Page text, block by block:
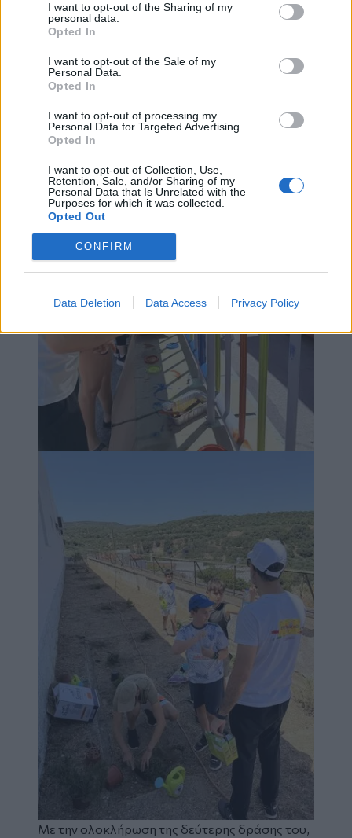
I want to opt-out of the Sharing of my
personal data.
Opted In
I want to opt-out of the Sale of my
Personal Data.
Opted In
I want to opt-out of processing my
Personal Data for Targeted Advertising.
Opted In
I want to opt-out of Collection, Use,
Retention, Sale, and/or Sharing of my
Personal Data that Is Unrelated with the
Purposes for which it was collected.
Opted Out
CONFIRM
Data Deletion Data Access Privacy Policy
ξεπερνούν τα όρια μιας απλής χορηγίας και
αφήνουν ένα ουσιαστικό και διαχρονικό θετικό
στην τοπική κοινωνία.
Image
Με την ολοκλήρωση της δεύτερης δράσης του,